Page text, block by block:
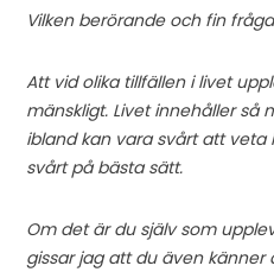
Vilken berörande och fin
Att vid olika tillfällen i livet
mänskligt. Livet innehåller
ibland kan vara svårt att
svårt på bästa sätt.
Om det är du själv som
gissar jag att du även känner